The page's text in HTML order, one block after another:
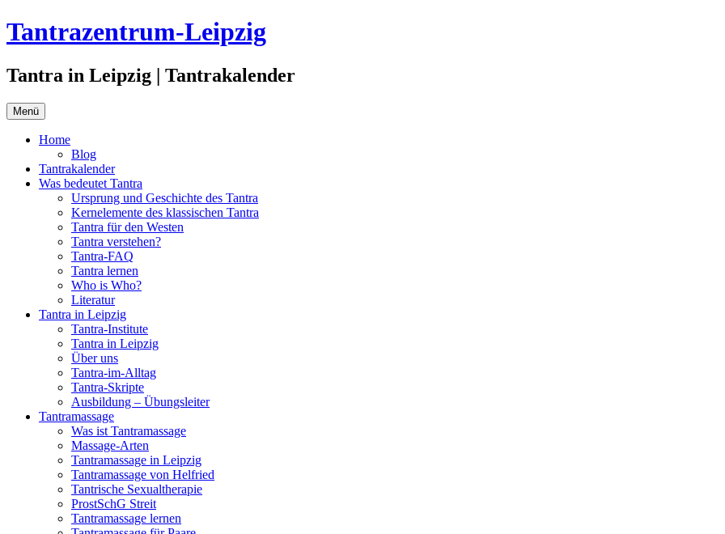
Zum
Inhalt
Tantrazentrum-Leipzig
Tantra in Leipzig | Tantrakalender
Menü
Home
Blog
Tantrakalender
Was bedeutet Tantra
Ursprung und Geschichte des Tantra
Kernelemente des klassischen Tantra
Tantra für den Westen
Tantra verstehen?
Tantra-FAQ
Tantra lernen
Who is Who?
Literatur
Tantra in Leipzig
Tantra-Institute
Tantra in Leipzig
Über uns
Tantra-im-Alltag
Tantra-Skripte
Ausbildung – Übungsleiter
Tantramassage
Was ist Tantramassage
Massage-Arten
Tantramassage in Leipzig
Tantramassage von Helfried
Tantrische Sexualtherapie
ProstSchG Streit
Tantramassage lernen